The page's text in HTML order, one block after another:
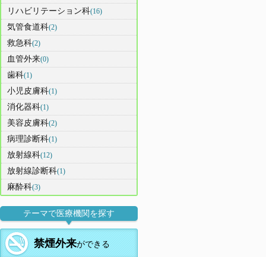
リハビリテーション科(16)
気管食道科(2)
救急科(2)
血管外来(0)
歯科(1)
小児皮膚科(1)
消化器科(1)
美容皮膚科(2)
病理診断科(1)
放射線科(12)
放射線診断科(1)
麻酔科(3)
テーマで医療機関を探す
禁煙外来ができる